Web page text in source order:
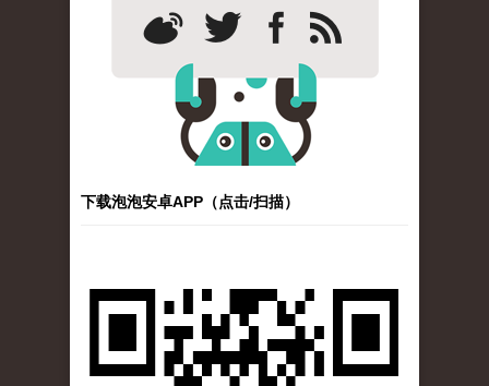
下载泡泡安卓APP（点击/扫描）